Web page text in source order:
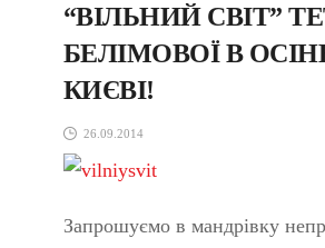
“ВІЛЬНИЙ СВІТ”
БЕЛІМОВОЇ В
КИЄВІ!
26.09.2014
Запрошуємо в мандрівку